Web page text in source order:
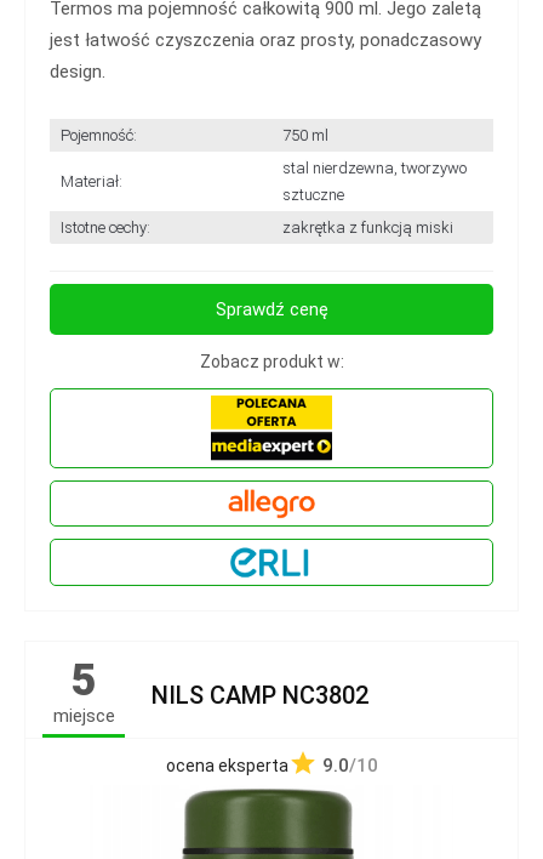
Termos ma pojemność całkowitą 900 ml. Jego zaletą
jest łatwość czyszczenia oraz prosty, ponadczasowy
design.
Pojemność: 750 ml
Materiał:
stal nierdzewna, tworzywo
sztuczne
Istotne cechy:
zakrętka z funkcją miski
Sprawdź cenę
Zobacz produkt w:
5
miejsce
NILS CAMP NC3802
ocena eksperta 9.0/10